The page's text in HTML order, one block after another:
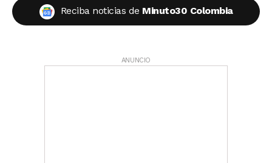
Reciba noticias de Minuto30 Colombia
ANUNCIO